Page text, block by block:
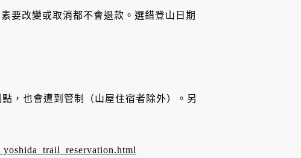
要改變或取消都不會退款。選錯登山日期
，也會遭到管制（山屋住宿者除外）。另